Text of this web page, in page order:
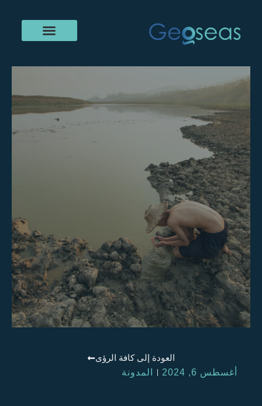
المحتوى
العودة إلى كافة الرؤى
أغسطس 6, 2024 المدونة